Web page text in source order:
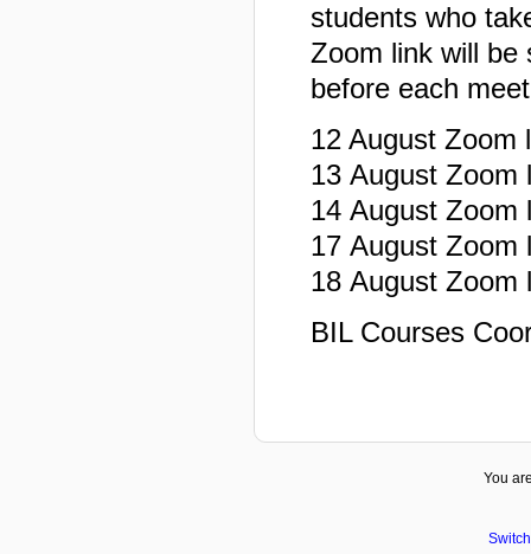
students who
Zoom link will be
before each
12 August Zoom
13 August Zoom
14 August Zoom
17 August Zoom
18 August Zoom
BIL Courses
You